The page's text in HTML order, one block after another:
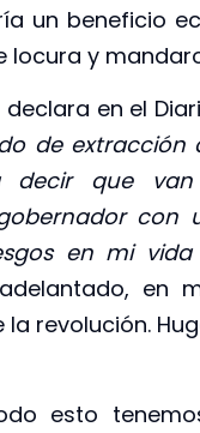
un beneficio
locura y
en el
de extracción
que
con
en mi vida
en
revolución.
esto